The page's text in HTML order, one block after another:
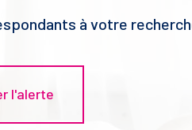
à votre
l'alerte